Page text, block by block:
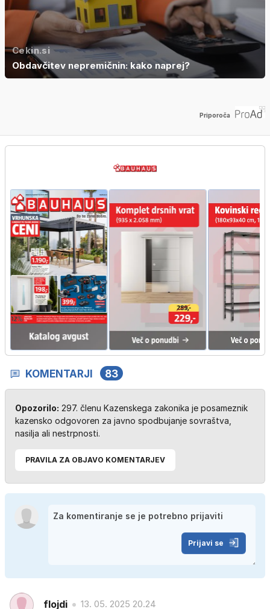
Cekin.si
Obdavčitev nepremičnin: kako naprej?
Priporoča
KOMENTARJI 83
Opozorilo: 297. členu Kazenskega zakonika je posameznik
kazensko odgovoren za javno spodbujanje sovraštva,
nasilja ali nestrpnosti.
PRAVILA ZA OBJAVO KOMENTARJEV
Prijavi se
flojdi 13. 05. 2025 20.24